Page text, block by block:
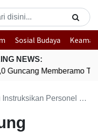
Sosial Budaya
NEWS:
Guncang Memberamo
Lampung Peka Terhadap Situasi Pilkada 2024